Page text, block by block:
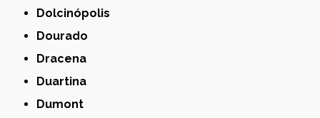
Dolcinópolis
Dourado
Dracena
Duartina
Dumont